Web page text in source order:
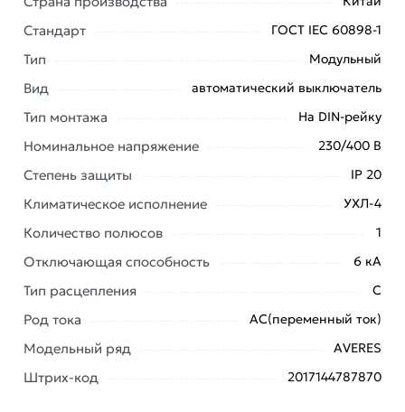
доставки или самовывоза. Перед оформлением
онлайн заказа рекомендуем ознакомиться с
описанием, характеристиками и отзывами.
Данний товар от производителя
сертифицирован,
купленного товарa в течение 7 дней (наличие чека
обязательно).
Стандарт ГОСТ IEC 60898-1
Тип Модульный
Вид автоматический выключатель
Тип монтажа На DIN-рейку
Номинальное напряжение 230/400 В
Степень защиты IP 20
Климатическое исполнение УХЛ-4
Количество полюсов 1
Отключающая способность 6 кА
Тип расцепления C
Род тока AC(переменный ток)
Модельный ряд AVERES
Штрих-код 2017144787870